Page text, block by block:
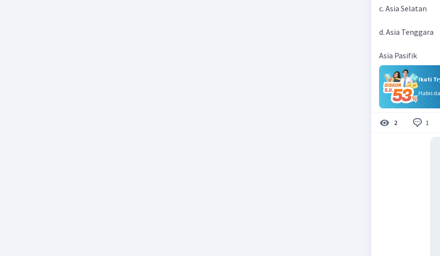
c. Asia Selatan
d. Asia Tenggara
Asia Pasifik
Ikuti
Habis
2 1